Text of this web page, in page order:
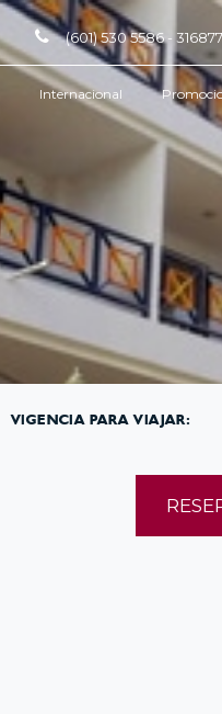
(601) 530 5586 -
Internacional
VIGENCIA PARA VIAJAR: